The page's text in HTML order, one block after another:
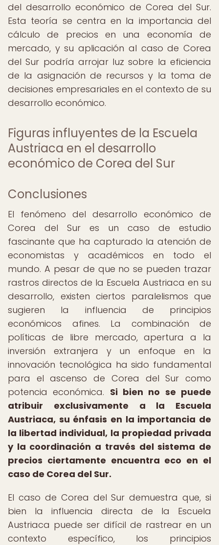
del desarrollo económico de Corea del Sur.
Esta teoría se centra en la importancia del
cálculo de precios en una economía de
mercado, y su aplicación al caso de Corea
del Sur podría arrojar luz sobre la eficiencia
de la asignación de recursos y la toma de
decisiones empresariales en el contexto de su
desarrollo económico.
Figuras influyentes de la Escuela
Austriaca en el desarrollo
económico de Corea del Sur
Conclusiones
El fenómeno del desarrollo económico de
Corea del Sur es un caso de estudio
fascinante que ha capturado la atención de
economistas y académicos en todo el
mundo. A pesar de que no se pueden trazar
rastros directos de la Escuela Austriaca en su
desarrollo, existen ciertos paralelismos que
sugieren la influencia de principios
económicos afines. La combinación de
políticas de libre mercado, apertura a la
inversión extranjera y un enfoque en la
innovación tecnológica ha sido fundamental
para el ascenso de Corea del Sur como
potencia económica. Si bien no se puede
atribuir exclusivamente a la Escuela
Austriaca, su énfasis en la importancia de
la libertad individual, la propiedad privada
y la coordinación a través del sistema de
precios ciertamente encuentra eco en el
caso de Corea del Sur.
El caso de Corea del Sur demuestra que, si
bien la influencia directa de la Escuela
Austriaca puede ser difícil de rastrear en un
contexto específico, los principios